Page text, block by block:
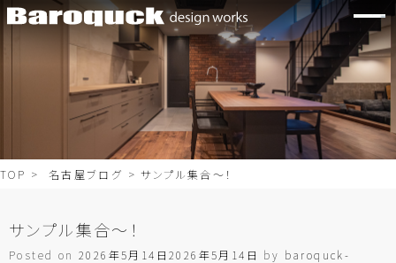
TOP > 名古屋ブログ > サンプル集合～！
サンプル集合～！
Posted on2026年5月14日2026年5月14日 by baroquck-